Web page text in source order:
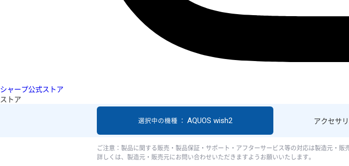
シャープ公式ストア
ストア
アクセサ
選択中の機種 ： AQUOS wish2
ご注意：製品に関する販売・製品保証・サポート・アフターサービス等の対応は製造元・販
詳しくは、製造元・販売元にお問い合わせいただきますようお願いいたします。